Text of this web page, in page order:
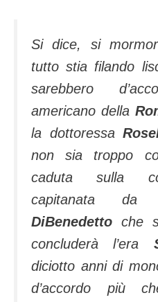
Si dice, si
tutto stia filando
sarebbero
americano della
la dottoressa
non sia troppo
caduta sulla
capitanata
DiBenedetto che
concluderà l’era
diciotto anni di
d’accordo più